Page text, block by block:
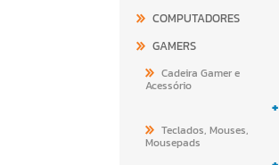
COMPUTADORES
GAMERS
Cadeira Gamer e
Acessório
+
Teclados, Mouses,
Mousepads